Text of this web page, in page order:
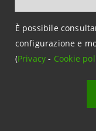
È possibile
configurazione e
(Privacy- Cookie
Con una
CFI.co